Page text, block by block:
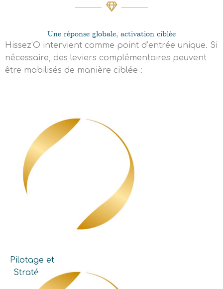
Une réponse globale, activation ciblée
Hissez’O intervient comme point d’entrée unique. Si
nécessaire, des leviers complémentaires peuvent
être mobilisés de manière ciblée :
Pilotage et
Stratégie